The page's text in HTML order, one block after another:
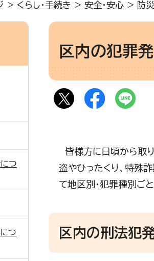
> くらし・手続き > 安全・安心 > 防
区内の犯罪
皆様方に日頃から取
盗やひったくり、特殊
て地区別・犯罪種別ご
区内の刑法犯
つ
つ